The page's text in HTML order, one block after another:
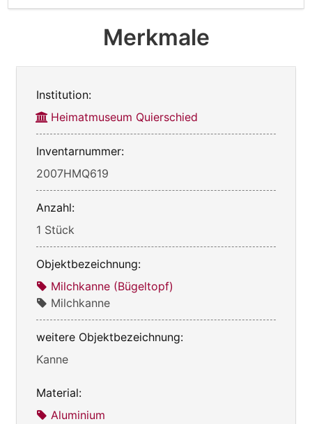
Merkmale
Institution:
Heimatmuseum Quierschied
Inventarnummer:
2007HMQ619
Anzahl:
1 Stück
Objektbezeichnung:
Milchkanne (Bügeltopf)
Milchkanne
weitere Objektbezeichnung:
Kanne
Material:
Aluminium